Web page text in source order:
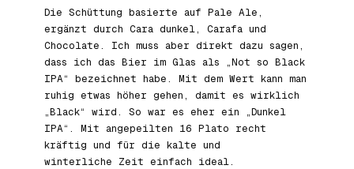
Die Schüttung basierte auf Pale Ale,
ergänzt durch Cara dunkel, Carafa und
Chocolate. Ich muss aber direkt dazu sagen,
dass ich das Bier im Glas als „Not so Black
IPA“ bezeichnet habe. Mit dem Wert kann man
ruhig etwas höher gehen, damit es wirklich
„Black“ wird. So war es eher ein „Dunkel
IPA“. Mit angepeilten 16 Plato recht
kräftig und für die kalte und
winterliche Zeit einfach ideal.